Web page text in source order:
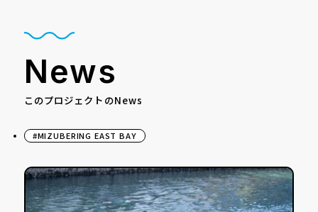
News
このプロジェクトのNews
#MIZUBERING EAST BAY